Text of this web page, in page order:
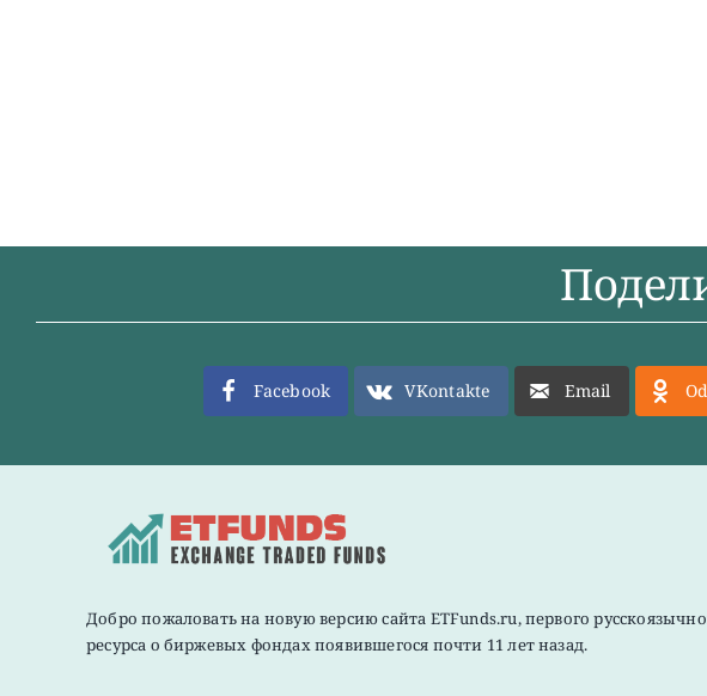
Facebook VKontakte Email
Добро пожаловать на новую версию сайта ETFunds.ru, первого
ресурса о биржевых фондах появившегося почти 11 лет назад.